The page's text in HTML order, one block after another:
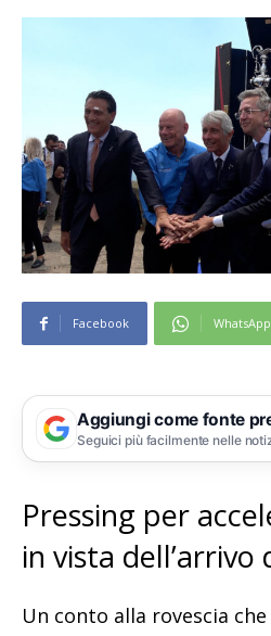
Facebook WhatsApp
Aggiungi come fonte
Seguici più facilmente nelle
Pressing per
in vista dell’arrivo
Un conto alla rovescia